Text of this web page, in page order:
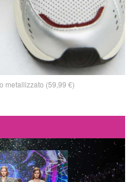
metallizzato (59,99 €)